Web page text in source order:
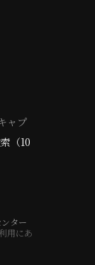
ャプ
（10
ター
用にあ